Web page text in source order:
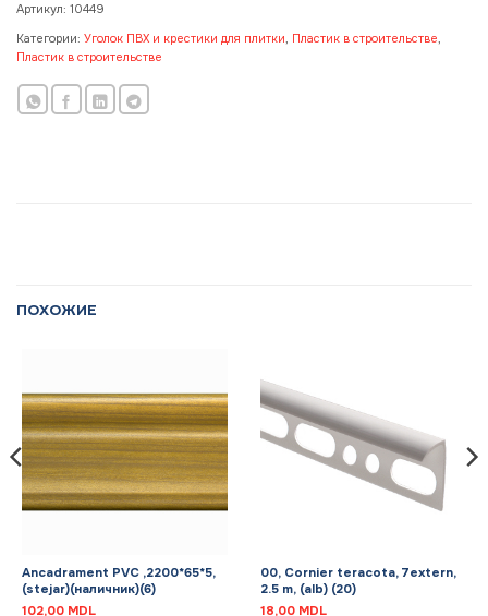
Артикул: 10449
Категории: Уголок ПВХ и крестики для плитки, Пластик в строительстве,
Пластик в строительстве
ПОХОЖИЕ
Ancadrament PVC ,2200*65*5,
(stejar)(наличник)(6)
102,00 MDL
00, Cornier teracota, 7extern,
2.5 m, (alb) (20)
18,00 MDL